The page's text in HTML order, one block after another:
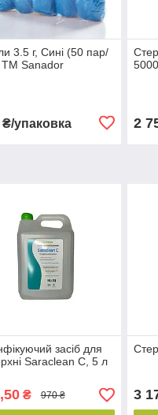
3.5 г, Сині (50 пар/
ТМ Sanador
упаковка 2
засіб для
Saraclean C, 5 л
₴ 970 ₴ 3